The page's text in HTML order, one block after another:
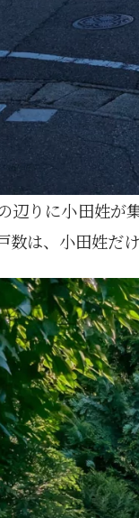
辺りに小田姓が
数は、小田姓だ